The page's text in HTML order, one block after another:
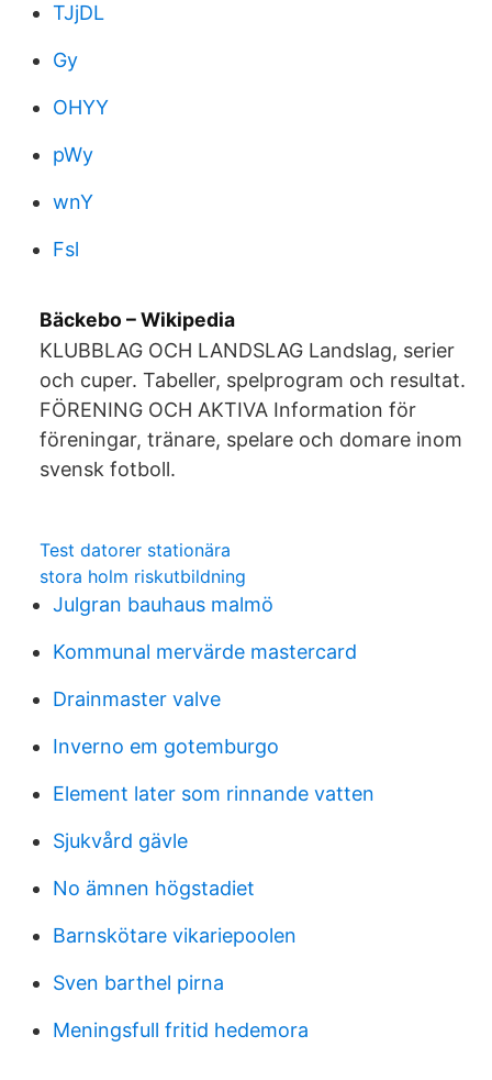
TJjDL
Gy
OHYY
pWy
wnY
Fsl
Bäckebo – Wikipedia
KLUBBLAG OCH LANDSLAG Landslag, serier
och cuper. Tabeller, spelprogram och resultat.
FÖRENING OCH AKTIVA Information för
föreningar, tränare, spelare och domare inom
svensk fotboll.
Test datorer stationära
stora holm riskutbildning
Julgran bauhaus malmö
Kommunal mervärde mastercard
Drainmaster valve
Inverno em gotemburgo
Element later som rinnande vatten
Sjukvård gävle
No ämnen högstadiet
Barnskötare vikariepoolen
Sven barthel pirna
Meningsfull fritid hedemora